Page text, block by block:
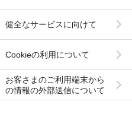
健全なサービスに向けて
Cookieの利用について
お客さまのご利用端末から
の情報の外部送信について